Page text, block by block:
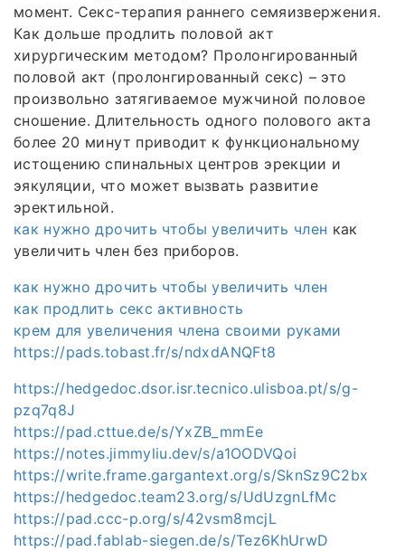
момент. Секс-терапия раннего семяизвержения.
Как дольше продлить половой акт
хирургическим методом? Пролонгированный
половой акт (пролонгированный секс) – это
произвольно затягиваемое мужчиной половое
сношение. Длительность одного полового акта
более 20 минут приводит к функциональному
истощению спинальных центров эрекции и
эякуляции, что может вызвать развитие
эректильной.
как нужно дрочить чтобы увеличить член как
увеличить член без приборов.
как нужно дрочить чтобы увеличить член
как продлить секс активность
крем для увеличения члена своими руками
https://pads.tobast.fr/s/ndxdANQFt8
https://hedgedoc.dsor.isr.tecnico.ulisboa.pt/s/g-
pzq7q8J
https://pad.cttue.de/s/YxZB_mmEe
https://notes.jimmyliu.dev/s/a1OODVQoi
https://write.frame.gargantext.org/s/SknSz9C2bx
https://hedgedoc.team23.org/s/UdUzgnLfMc
https://pad.ccc-p.org/s/42vsm8mcjL
https://pad.fablab-siegen.de/s/Tez6KhUrwD